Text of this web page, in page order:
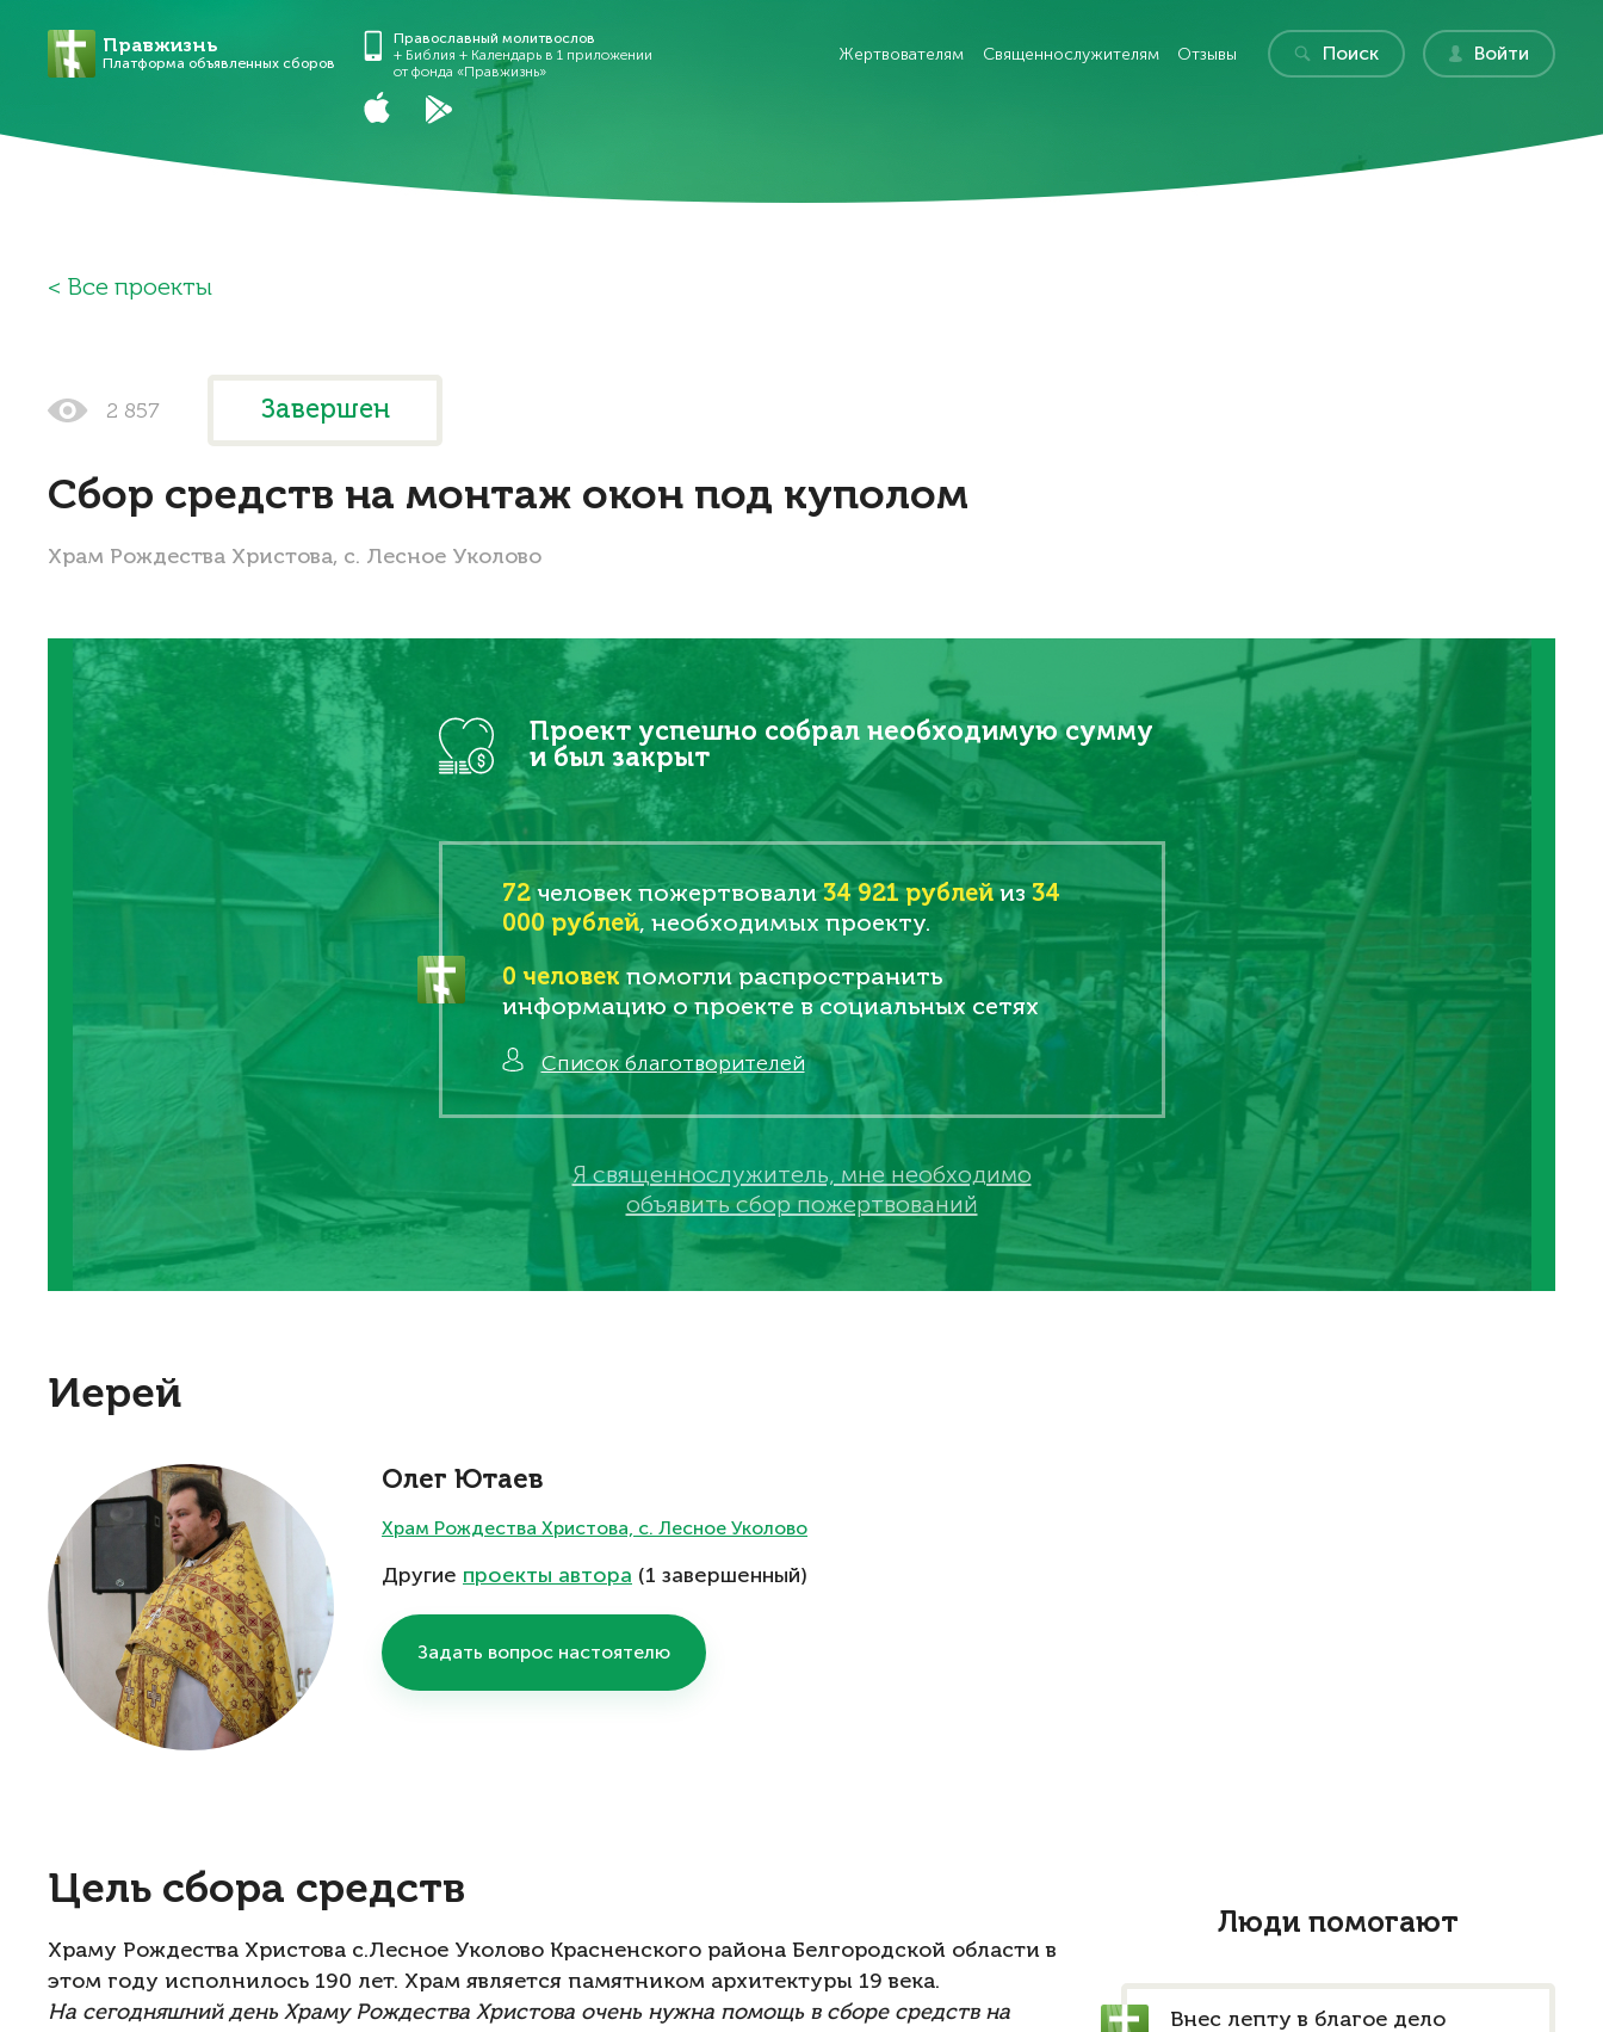
Правжизнь
Платформа объявленных сборов
Православный молитвослов
+ Библия + Календарь в 1 приложении
от фонда «Правжизнь»
Жертвователям Священнослужителям Отзывы Поиск Войти
Все проекты
2 857 Завершен
Сбор средств на монтаж окон под куполом
Храм Рождества Христова, с. Лесное Уколово
Проект успешно собрал необходимую сумму
и был закрыт
72человек пожертвовали34 921 рублейиз34
000 рублей, необходимых проекту.
0 человек помогли распространить
информацию о проекте в социальных сетях
Список благотворителей
Я священнослужитель, мне необходимо
объявить сбор пожертвований
Иерей
Олег Ютаев
Храм Рождества Христова, с. Лесное Уколово
Другие проекты автора (1 завершенный)
Задать вопрос настоятелю
Цель сбора средств
Храму Рождества Христова с.Лесное Уколово Красненского района Белгородской области в
этом году исполнилось 190 лет. Храм является памятником архитектуры 19 века.
На сегодняшний день Храму Рождества Христова очень нужна помощь в сборе средств на
Люди помогают
Внес лепту в благое дело